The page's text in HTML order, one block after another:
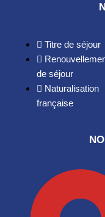
Titre de séjour
de séjour
Naturalisation
française